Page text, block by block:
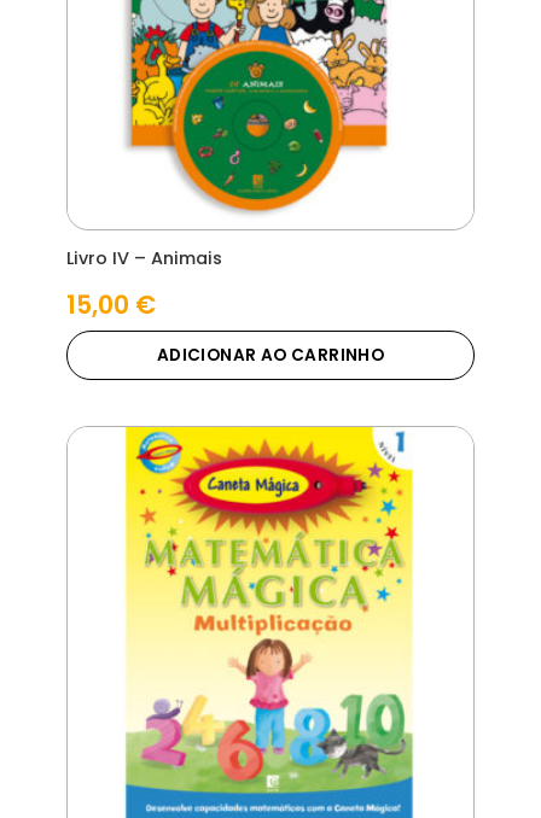
Livro IV – Animais
15,00 €
ADICIONAR AO CARRINHO